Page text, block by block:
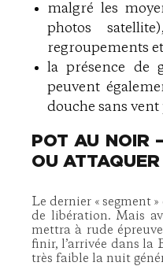
malgré les
photos
regroupements
la présence de
peuvent
douche sans
POT AU NOIR
OU
Le dernier « segment
de libération. Mais
mettra à rude
finir, l’arrivée dans la
très faible la nuit